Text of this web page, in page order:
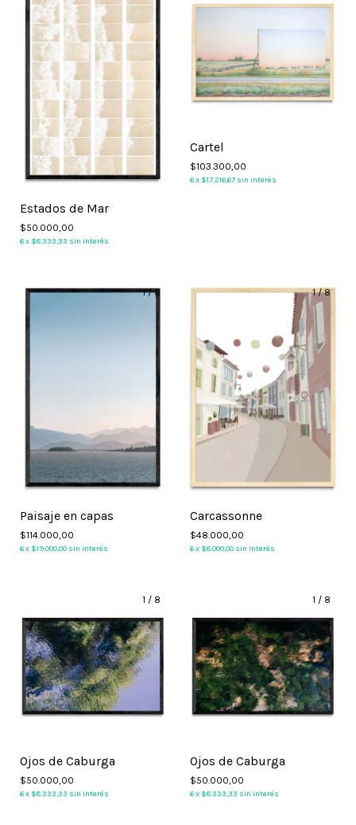
Estados de Mar
$50.000,00
6x $8.333,33 sin interés
Cartel
$103.300,00
6x $17.216,67 sin interés
1/8
Paisaje en capas
$114.000,00
6x $19.000,00 sin interés
1/8
Carcassonne
$48.000,00
6x $8.000,00 sin interés
1 / 8
Ojos de Caburga
$50.000,00
6x $8.333,33 sin interés
1 / 8
Ojos de Caburga
$50.000,00
6x $8.333,33 sin interés